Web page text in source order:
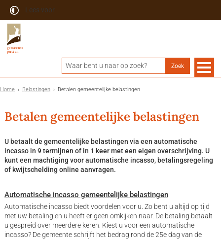
Lees voor
Home Belastingen Betalen gemeentelijke belastingen
Betalen gemeentelijke belastingen
U betaalt de gemeentelijke belastingen via een automatische
incasso in 9 termijnen of in 1 keer met een eigen overschrijving. U
kunt een machtiging voor automatische incasso, betalingsregeling
of kwijtschelding online aanvragen.
Automatische incasso gemeentelijke belastingen
Automatische incasso biedt voordelen voor u. Zo bent u altijd op tijd
met uw betaling en u heeft er geen omkijken naar. De betaling betaalt
u gespreid over meerdere keren. Kiest u voor een automatische
incasso? De gemeente schrijft het bedrag rond de 25e dag van de